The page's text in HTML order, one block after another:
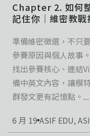
Chapter 2. 如何
記住你｜維密教
準備維密徵選，不只
參賽原因與個人故事
找出參賽核心、連結
備中英文內容，讓模
群發文更有記憶點。...
6 月 19 ASIF EDU,